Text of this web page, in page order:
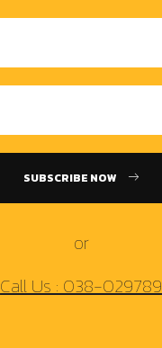
SUBSCRIBE NOW
or
Call Us : 038-029789